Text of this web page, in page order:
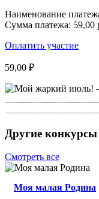
Наименование
Сумма платежа: 59,00
Оплатить участие
59,00 ₽
Другие конкурсы
Смотреть все
Моя малая Родина